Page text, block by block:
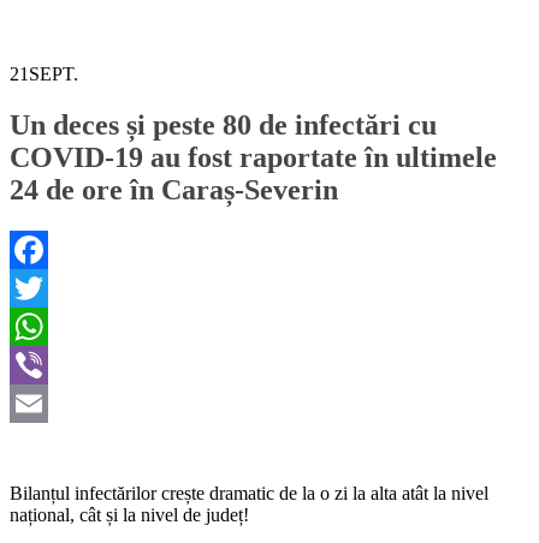
21 SEPT.
Un deces și peste 80 de infectări cu
COVID-19 au fost raportate în ultimele
24 de ore în Caraș-Severin
Facebook
Twitter
WhatsApp
Viber
Bilanțul infectărilor crește dramatic de la o zi la alta atât la nivel
național, cât și la nivel de județ!